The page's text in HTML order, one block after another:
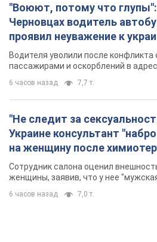
"Воюют, потому что
Черновцах водитель
проявил неуважение к
военным и поплатился за
Видео
Водителя уволили после конфликта
пассажирами и оскорблений в
6 часов назад 7,7 т.
"Не следит за
Украине консультант
на женщину после
разгорелся скандал. Фото
Сотрудник салона оценил
женщины, заявив, что у нее
6 часов назад 7,0 т.